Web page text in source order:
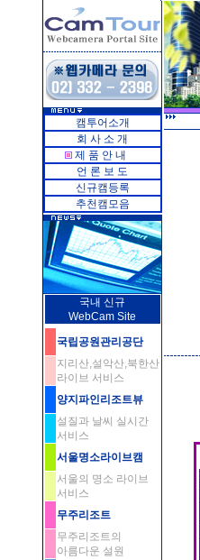
캠투어소개
회 사 소 개
제 품 안 내
언 론 보 도
신규캠등록
추천캠모음
국내 신규
WebCam Site
국립공원관리공단
지리산,설악산,북한산
라이브 서비스
양지파인리조트뷰
설질과 날씨 실시간
서비스
서울명소라이브캠
서울의 명소 라이브
서비스
무주리조트
무주리조트의
아름다운 설원